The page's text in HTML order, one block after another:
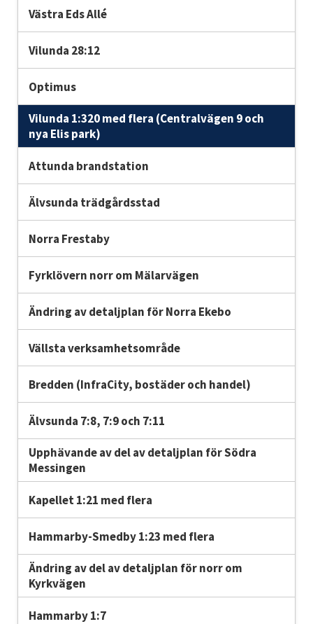
Västra Eds Allé
Vilunda 28:12
Optimus
Vilunda 1:320 med flera (Centralvägen 9 och
nya Elis park)
Attunda brandstation
Älvsunda trädgårdsstad
Norra Frestaby
Fyrklövern norr om Mälarvägen
Ändring av detaljplan för Norra Ekebo
Vällsta verksamhetsområde
Bredden (InfraCity, bostäder och handel)
Älvsunda 7:8, 7:9 och 7:11
Upphävande av del av detaljplan för Södra
Messingen
Kapellet 1:21 med flera
Hammarby-Smedby 1:23 med flera
Ändring av del av detaljplan för norr om
Kyrkvägen
Hammarby 1:7